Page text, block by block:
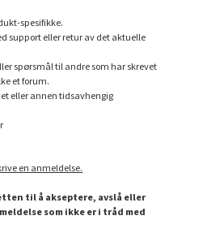
spesifikke.
support eller retur av det aktuelle
spørsmål til andre som har skrevet
et forum.
eller annen tidsavhengig
en anmeldelse.
til å akseptere, avslå eller
som ikke er i tråd med